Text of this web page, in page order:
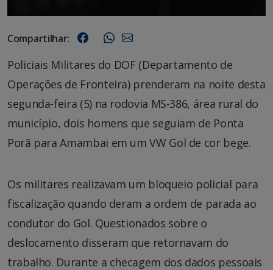
Compartilhar:
Policiais Militares do DOF (Departamento de
Operações de Fronteira) prenderam na noite desta
segunda-feira (5) na rodovia MS-386, área rural do
município, dois homens que seguiam de Ponta
Porã para Amambai em um VW Gol de cor bege.
Os militares realizavam um bloqueio policial para
fiscalização quando deram a ordem de parada ao
condutor do Gol. Questionados sobre o
deslocamento disseram que retornavam do
trabalho. Durante a checagem dos dados pessoais